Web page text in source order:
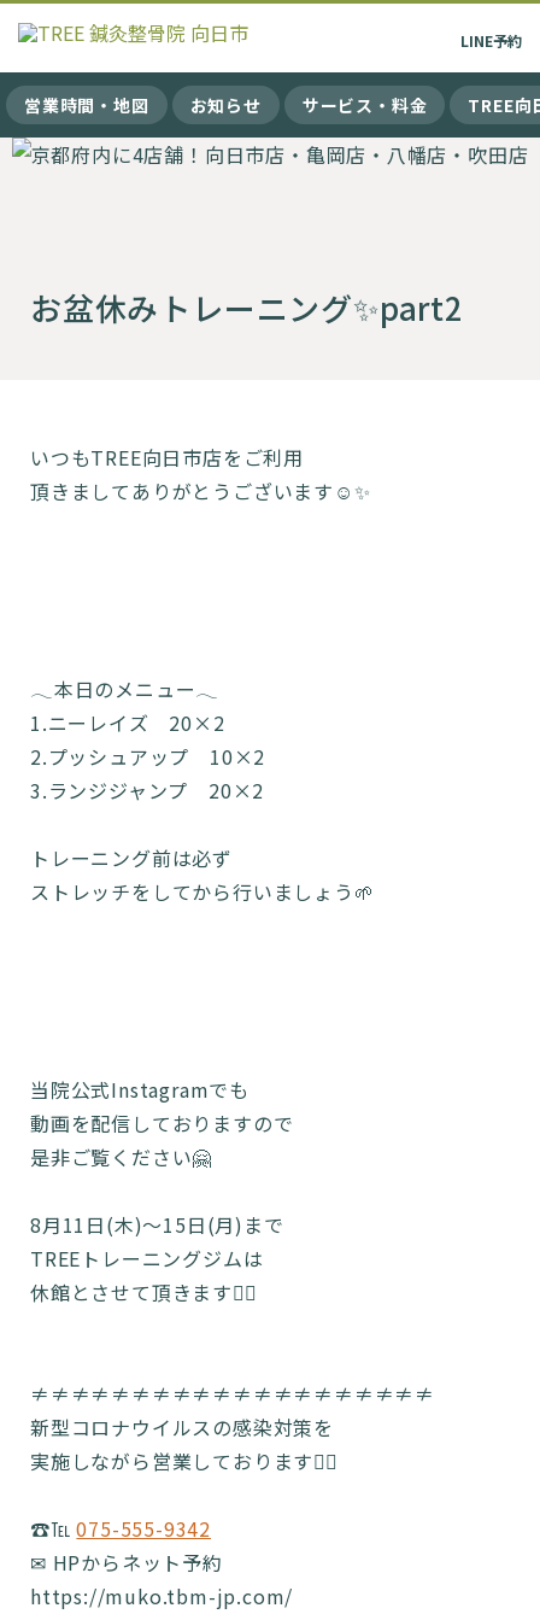
LINE予約
営業時間・地図 お知らせ サービス・料金 TREE向
お盆休みトレーニング✨part2
いつもTREE向日市店をご利用
頂きましてありがとうございます☺️✨
𓂃本日のメニュー𓂃
1.ニーレイズ 20×2
2.プッシュアップ 10×2
3.ランジジャンプ 20×2
トレーニング前は必ず
ストレッチをしてから行いましょう🌱
当院公式Instagramでも
動画を配信しておりますので
是非ご覧ください🤗
8月11日(木)〜15日(月)まで
TREEトレーニングジムは
休館とさせて頂きます🙇‍♂️
≠≠≠≠≠≠≠≠≠≠≠≠≠≠≠≠≠≠≠≠
新型コロナウイルスの感染対策を
実施しながら営業しております🙆‍♂️
☎️℡075-555-9342
✉ HPからネット予約
https://muko.tbm-jp.com/